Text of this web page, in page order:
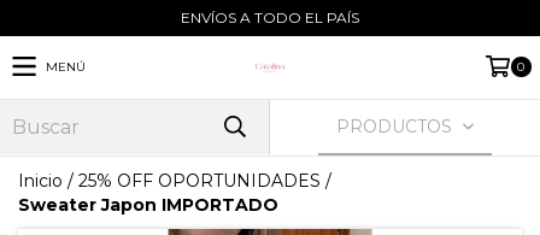
ENVÍOS A TODO EL PAÍS
MENÚ 0
PRODUCTOS
Inicio / 25% OFF OPORTUNIDADES /
Sweater Japon IMPORTADO